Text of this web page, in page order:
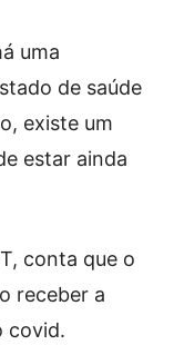
uma
de saúde
existe um
estar ainda
conta que o
receber a
covid.